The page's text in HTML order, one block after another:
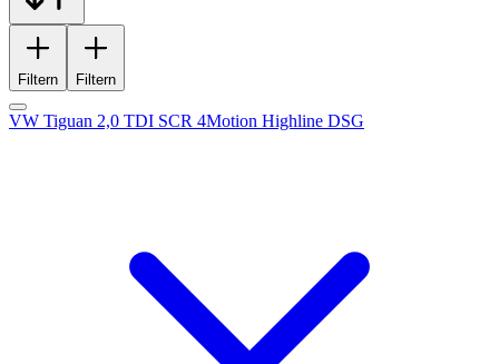
Filtern Filtern
VW Tiguan 2,0 TDI SCR 4Motion Highline DSG